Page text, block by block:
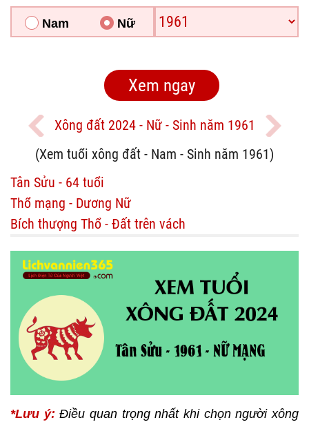
Nam Nữ
Xông đất 2024 - Nữ - Sinh năm 1961
(Xem tuổi xông đất - Nam - Sinh năm 1961)
Tân Sửu - 64 tuổi
Thổ mạng - Dương Nữ
Bích thượng Thổ - Đất trên vách
*Lưu ý: Điều quan trọng nhất khi chọn người xông